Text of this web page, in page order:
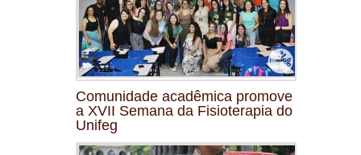
Comunidade acadêmica promove
a XVII Semana da Fisioterapia do
Unifeg